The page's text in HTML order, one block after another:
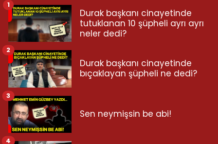
Durak başkanı cinayetinde
tutuklanan 10 şüpheli ayrı ayrı
neler dedi?
1
Durak başkanı cinayetinde
bıçaklayan şüpheli ne dedi?
2
Sen neymişsin be abi!
3
4